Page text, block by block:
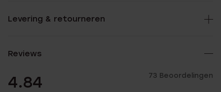
Levering & retourneren
Reviews
4.84 73 Beoordelingen